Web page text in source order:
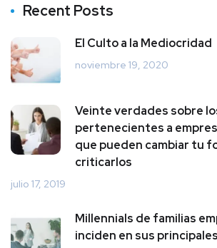
Recent Posts
El Culto a la Mediocridad
noviembre 19, 2020
Veinte verdades sobre
pertenecientes a
que pueden cambiar tu
criticarlos
julio 17, 2019
Millennials de familias
inciden en sus